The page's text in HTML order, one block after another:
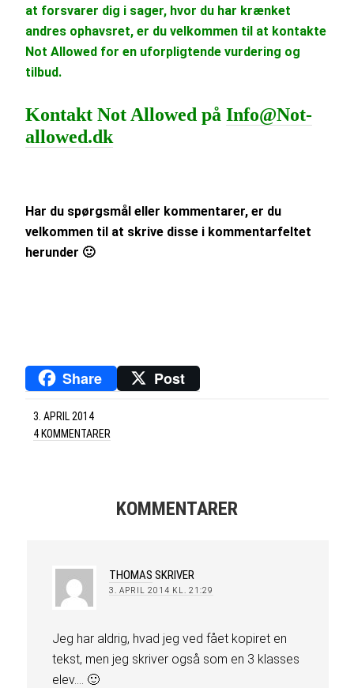
at forsvarer dig i sager, hvor du har krænket
andres ophavsret, er du velkommen til at kontakte
Not Allowed for en uforpligtende vurdering og
tilbud.
Kontakt Not Allowed påInfo@Not-
allowed.dk
Har du spørgsmål eller kommentarer, er du
velkommen til at skrive disse i kommentarfeltet
herunder 🙂
Share Post
3. APRIL 2014
4 KOMMENTARER
KOMMENTARER
THOMAS SKRIVER
3. APRIL 2014 KL. 21:29
Jeg har aldrig, hvad jeg ved fået kopiret en
tekst, men jeg skriver også som en 3 klasses
elev…. 🙂